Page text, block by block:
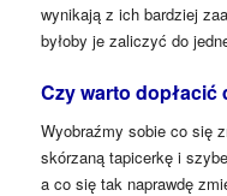
wynikają z ich bardziej
byłoby je zaliczyć do
Czy warto dopłacić
Wyobraźmy sobie co się
skórzaną tapicerkę i
a co się tak naprawdę